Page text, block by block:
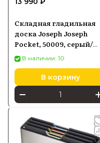
Складная гладильная
доска Joseph Joseph
Pocket, 50009, серый/
желтый
В наличии: 10
В корзину